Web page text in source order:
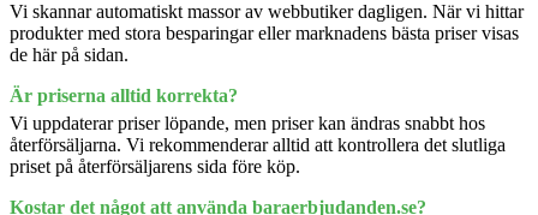
Vi skannar automatiskt massor av webbutiker dagligen. När vi hittar
produkter med stora besparingar eller marknadens bästa priser visas
de här på sidan.
Är priserna alltid korrekta?
Vi uppdaterar priser löpande, men priser kan ändras snabbt hos
återförsäljarna. Vi rekommenderar alltid att kontrollera det slutliga
priset på återförsäljarens sida före köp.
Kostar det något att använda baraerbjudanden.se?